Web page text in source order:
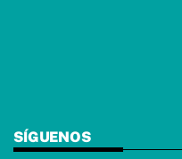
SÍGUENOS